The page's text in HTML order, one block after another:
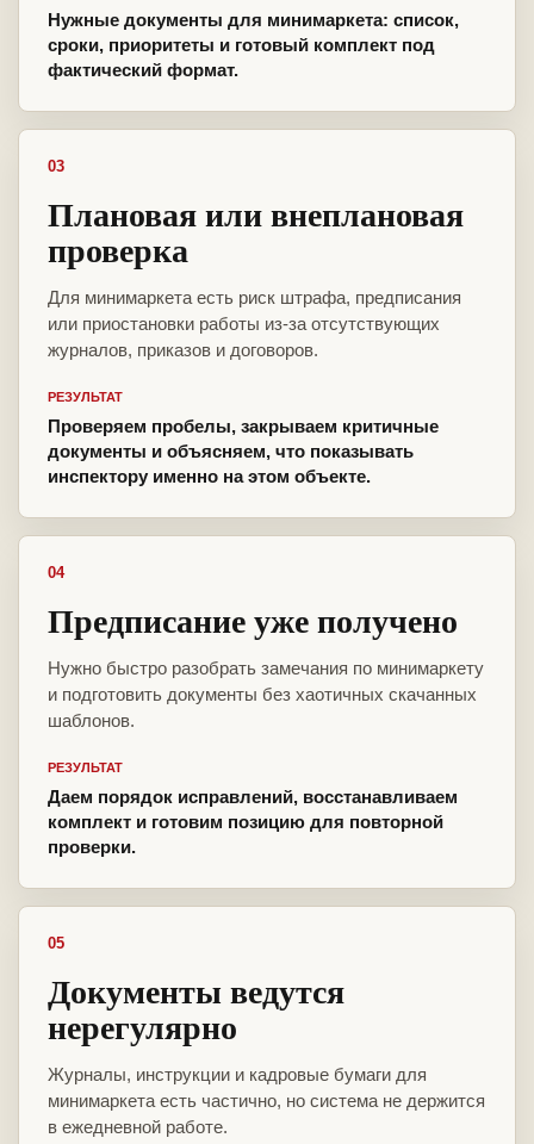
Нужные документы для минимаркета: список,
сроки, приоритеты и готовый комплект под
фактический формат.
03
Плановая или внеплановая
проверка
Для минимаркета есть риск штрафа, предписания
или приостановки работы из-за отсутствующих
журналов, приказов и договоров.
РЕЗУЛЬТАТ
Проверяем пробелы, закрываем критичные
документы и объясняем, что показывать
инспектору именно на этом объекте.
04
Предписание уже получено
Нужно быстро разобрать замечания по минимаркету
и подготовить документы без хаотичных скачанных
шаблонов.
РЕЗУЛЬТАТ
Даем порядок исправлений, восстанавливаем
комплект и готовим позицию для повторной
проверки.
05
Документы ведутся
нерегулярно
Журналы, инструкции и кадровые бумаги для
минимаркета есть частично, но система не держится
в ежедневной работе.